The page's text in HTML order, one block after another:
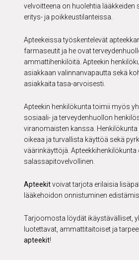
velvoitteena on huolehtia
eritys- ja poikkeustilanteissa.
Apteekeissa työskentelevät
farmaseutit ja he ovat
ammattihenkilöitä. Apteekin
asiakkaan valinnanvapautta sekä
asiakkaita tasa-arvoisesti.
Apteekin henkilökunta toimii myös
sosiaali- ja terveydenhuollon
viranomaisten kanssa. Henkilökunta
oikeaa ja turvallista käyttöä sekä
väärinkäyttöjä. Apteekkihenkilökunta
salassapitovelvollinen.
Apteekitvoivat tarjota erilaisia
lääkehoidon onnistuminen
Tarjoomosta löydät ikäystävälliset,
luotettavat, ammattitaitoiset ja
apteekit!